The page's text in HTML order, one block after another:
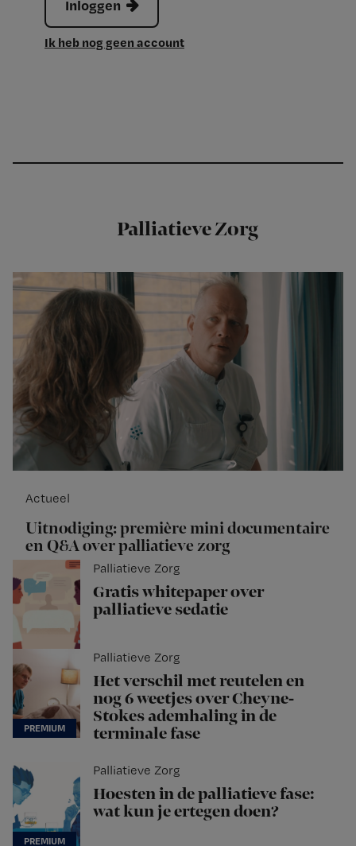
Inloggen
Ik heb nog geen account
Palliatieve Zorg
Actueel
Uitnodiging: première mini documentaire
en Q&A over palliatieve zorg
Palliatieve Zorg
Gratis whitepaper over
palliatieve sedatie
Palliatieve Zorg
Het verschil met reutelen en
nog 6 weetjes over Cheyne-
Stokes ademhaling in de
terminale fase
Palliatieve Zorg
Hoesten in de palliatieve fase:
wat kun je ertegen doen?